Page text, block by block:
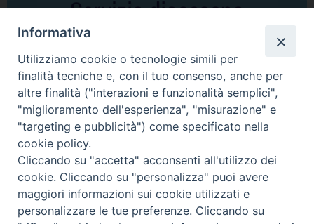
Comunicati Stampa
Il cordoglio dei Vescovi di Puglia per la morte di S.E.R. Mons. Agostino
Superbo
Nasce la Consulta Diocesana delle Aggregazioni Laicali di Castellaneta
Archivio comunicati stampa
Informativa
Utilizziamo cookie o tecnologie simili per
finalità tecniche e, con il tuo consenso, anche per
altre finalità ("interazioni e funzionalità semplici",
"miglioramento dell'esperienza", "misurazione" e
"targeting e pubblicità") come specificato nella
cookie policy.
Cliccando su "accetta" acconsenti all'utilizzo dei
cookie. Cliccando su "personalizza" puoi avere
maggiori informazioni sui cookie utilizzati e
personalizzare le tue preferenze. Cliccando su